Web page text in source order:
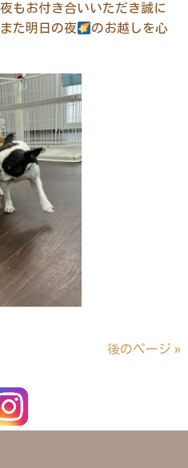
もお付き合いいただき誠に
また明日の夜
のお越しを心
後のページ »